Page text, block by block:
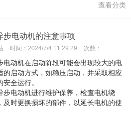
查看分类
步电动机的注意事项
时间： 2024/7/4 11:29:29 次数：
电动机在启动阶段可能会出现较大的电
启动方式，如稳压启动，并采取相应
全运行。
步电动机进行维护保养，检查电机绕
时更换损坏的部件，以延长电机的使